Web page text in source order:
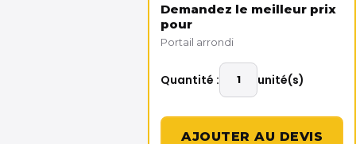
Demandez le meilleur prix
pour
Portail arrondi
Quantité : unité(s)